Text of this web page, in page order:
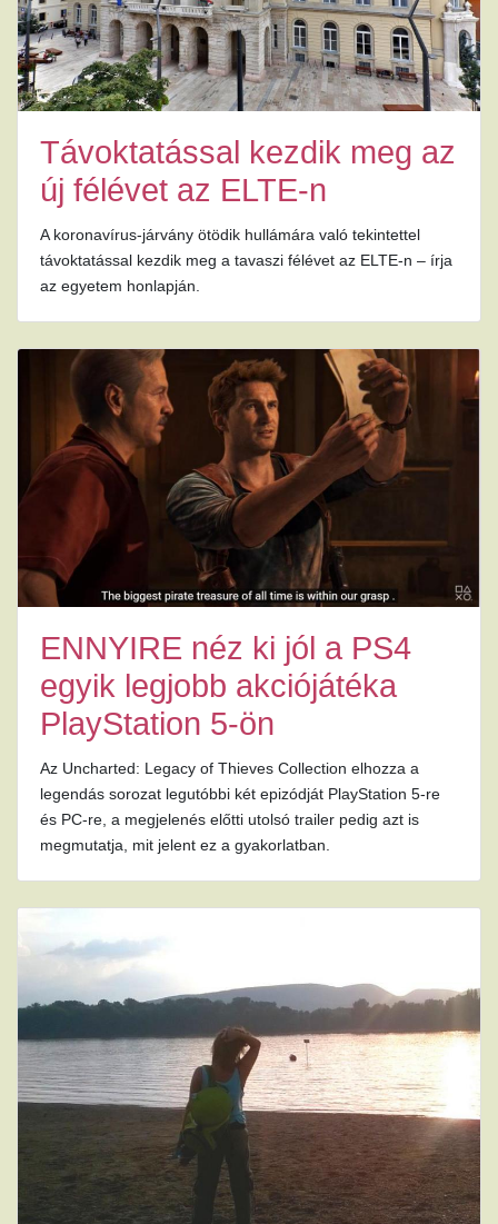
Távoktatással kezdik meg az
új félévet az ELTE-n
A koronavírus-járvány ötödik hullámára való tekintettel
távoktatással kezdik meg a tavaszi félévet az ELTE-n – írja
az egyetem honlapján.
ENNYIRE néz ki jól a PS4
egyik legjobb akciójátéka
PlayStation 5-ön
Az Uncharted: Legacy of Thieves Collection elhozza a
legendás sorozat legutóbbi két epizódját PlayStation 5-re
és PC-re, a megjelenés előtti utolsó trailer pedig azt is
megmutatja, mit jelent ez a gyakorlatban.